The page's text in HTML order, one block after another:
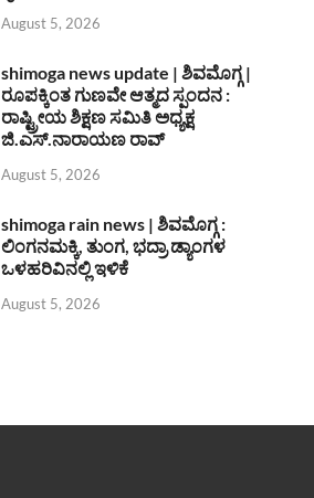
August 5, 2026
shimoga news update | ಶಿವಮೊಗ್ಗ |
ರೂಪಕ್ಕಿಂತ ಗುಣವೇ ಆತ್ಮದ ಸ್ಪಂದನ :
ರಾಷ್ಟ್ರೀಯ ಶಿಕ್ಷಣ ಸಮಿತಿ ಅಧ್ಯಕ್ಷ
ಜಿ.ಎಸ್.ನಾರಾಯಣ ರಾವ್
August 5, 2026
shimoga rain news | ಶಿವಮೊಗ್ಗ :
ಲಿಂಗನಮಕ್ಕಿ, ತುಂಗ, ಭದ್ರಾ ಡ್ಯಾಂಗಳ
ಒಳಹರಿವಿನಲ್ಲಿ ಇಳಿಕೆ
August 5, 2026